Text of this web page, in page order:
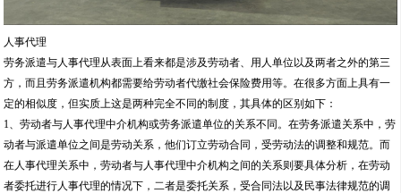
人事代理
劳务派遣与人事代理从表面上看来都是涉及劳动者、用人单位以及两者之外的第三
方，而且劳务派遣机构都需要给劳动者代缴社会保险费用等。在很多方面上具有一
定的相似度，但实质上这是两种完全不同的制度，其具体的区别如下：
1、劳动者与人事代理中介机构或劳务派遣单位的关系不同。在劳务派遣关系中，劳
动者与派遣单位之间是劳动关系，他们订立劳动合同，受劳动法的调整和规范。而
在人事代理关系中，劳动者与人事代理中介机构之间的关系则要具体分析，在劳动
者委托进行人事代理的情况下，二者是委托关系，受合同法以及民事法律规范的调